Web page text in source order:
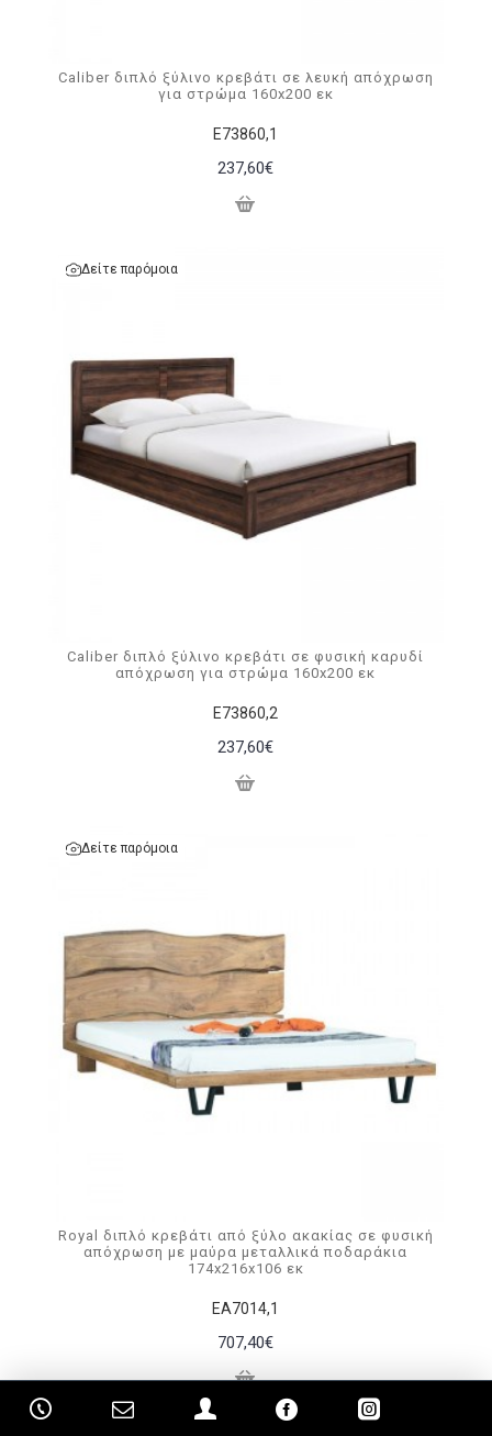
Ε73860,1
Caliber διπλό ξύλινο κρεβάτι σε λευκή απόχρωση
για στρώμα 160x200 εκ
237,60€
Δείτε παρόμοια
Ε73860,2
Caliber διπλό ξύλινο κρεβάτι σε φυσική καρυδί
απόχρωση για στρώμα 160x200 εκ
237,60€
Δείτε παρόμοια
ΕΑ7014,1
Royal διπλό κρεβάτι από ξύλο ακακίας σε φυσική
απόχρωση με μαύρα μεταλλικά ποδαράκια
174x216x106 εκ
707,40€